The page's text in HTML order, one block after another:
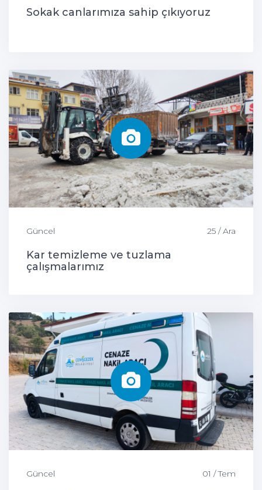
Sokak canlarımıza sahip çıkıyoruz
Güncel 25 / Ara
Kar temizleme ve tuzlama
çalışmalarımız
Güncel 01 / Tem